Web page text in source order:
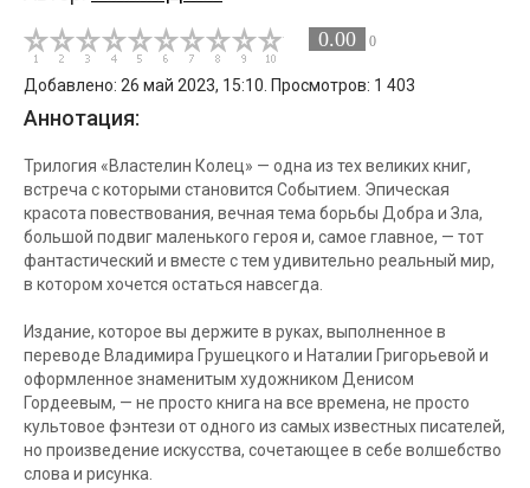
0.00 0
Добавлено: 26 май 2023, 15:10. Просмотров: 1 403
Аннотация:
Трилогия «Властелин Колец» — одна из тех великих книг,
встреча с которыми становится Событием. Эпическая
красота повествования, вечная тема борьбы Добра и Зла,
большой подвиг маленького героя и, самое главное, — тот
фантастический и вместе с тем удивительно реальный мир,
в котором хочется остаться навсегда.
Издание, которое вы держите в руках, выполненное в
переводе Владимира Грушецкого и Наталии Григорьевой и
оформленное знаменитым художником Денисом
Гордеевым, — не просто книга на все времена, не просто
культовое фэнтези от одного из самых известных писателей,
но произведение искусства, сочетающее в себе волшебство
слова и рисунка.